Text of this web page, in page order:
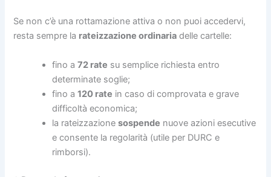
Se non c’è una rottamazione attiva o non puoi accedervi,
resta sempre la rateizzazione ordinaria delle cartelle:
fino a72 rate su semplice richiesta entro
determinate soglie;
fino a120 rate in caso di comprovata e grave
difficoltà economica;
la rateizzazionesospende nuove azioni esecutive
e consente la regolarità (utile per DURC e
rimborsi).